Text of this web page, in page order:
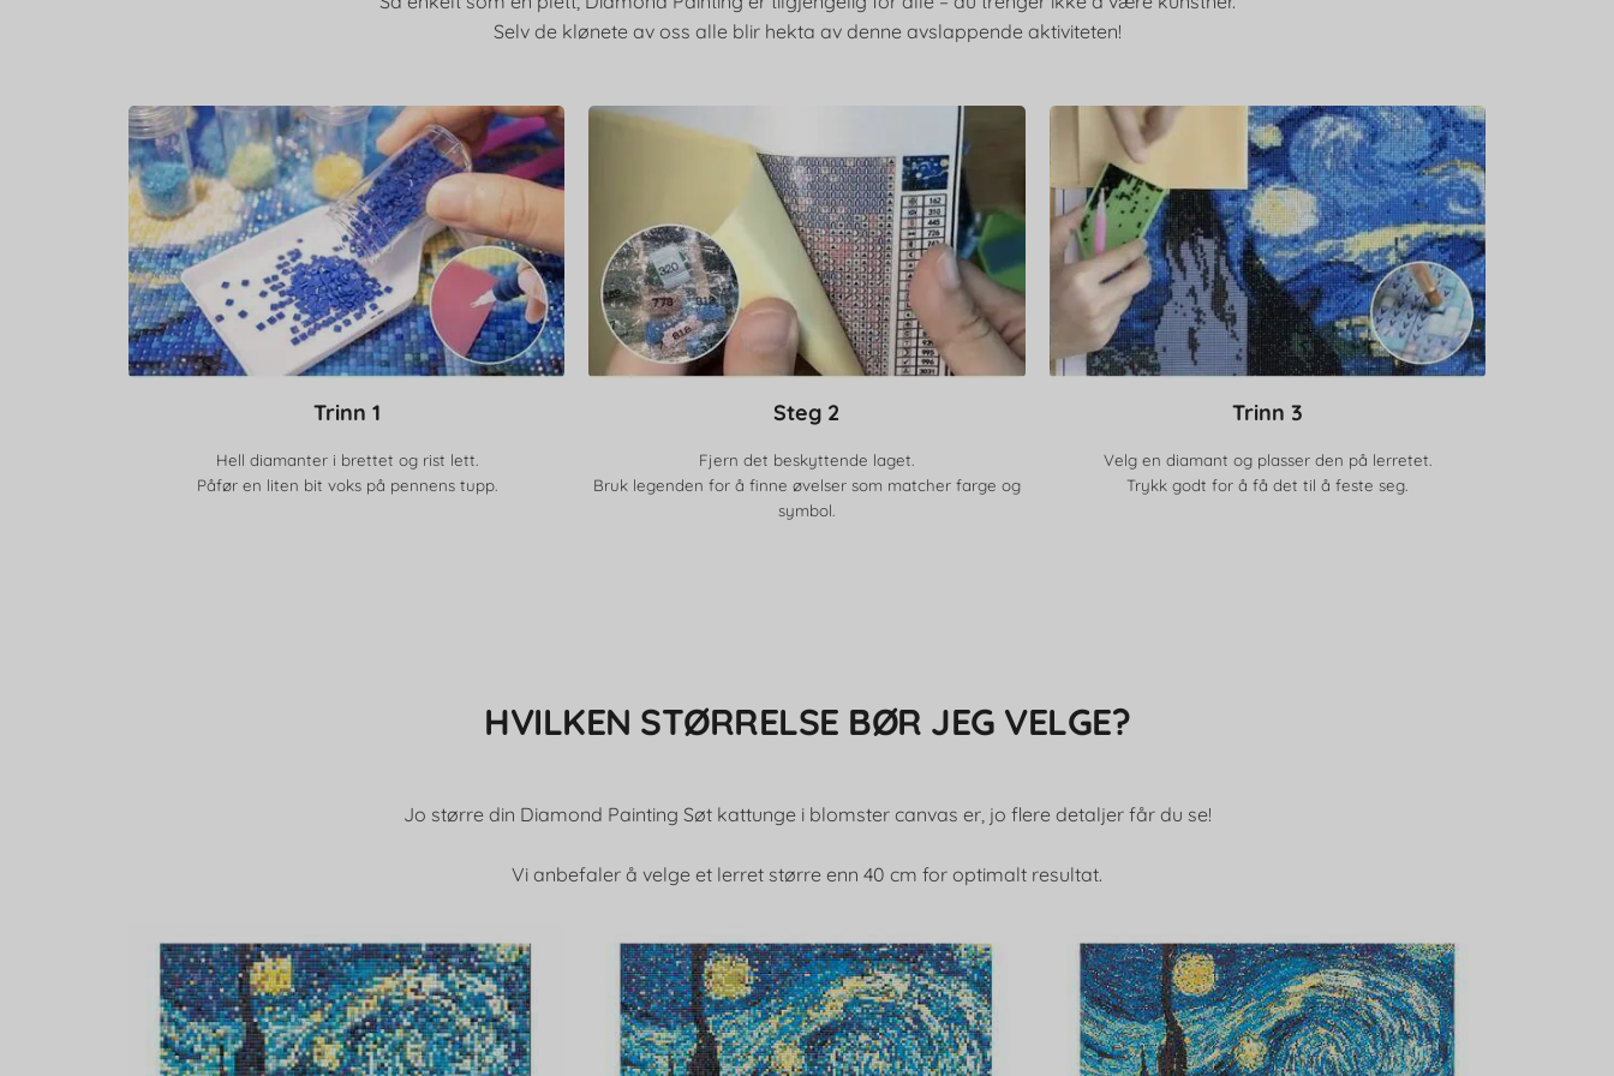
Selv de klønete av oss alle blir hekta av denne avslappende aktiviteten!
Trinn 1
Hell diamanter i brettet og rist lett.
Påfør en liten bit voks på pennens tupp.
Steg 2
Fjern det beskyttende laget.
Bruk legenden for å finne øvelser som matcher farge og
symbol.
Trinn 3
Velg en diamant og plasser den på lerretet.
Trykk godt for å få det til å feste seg.
HVILKEN STØRRELSE BØR JEG VELGE?
Jo større din Diamond Painting Søt kattunge i blomster canvas er, jo flere detaljer får du se!
Vi anbefaler å velge et lerret større enn 40 cm for optimalt resultat.